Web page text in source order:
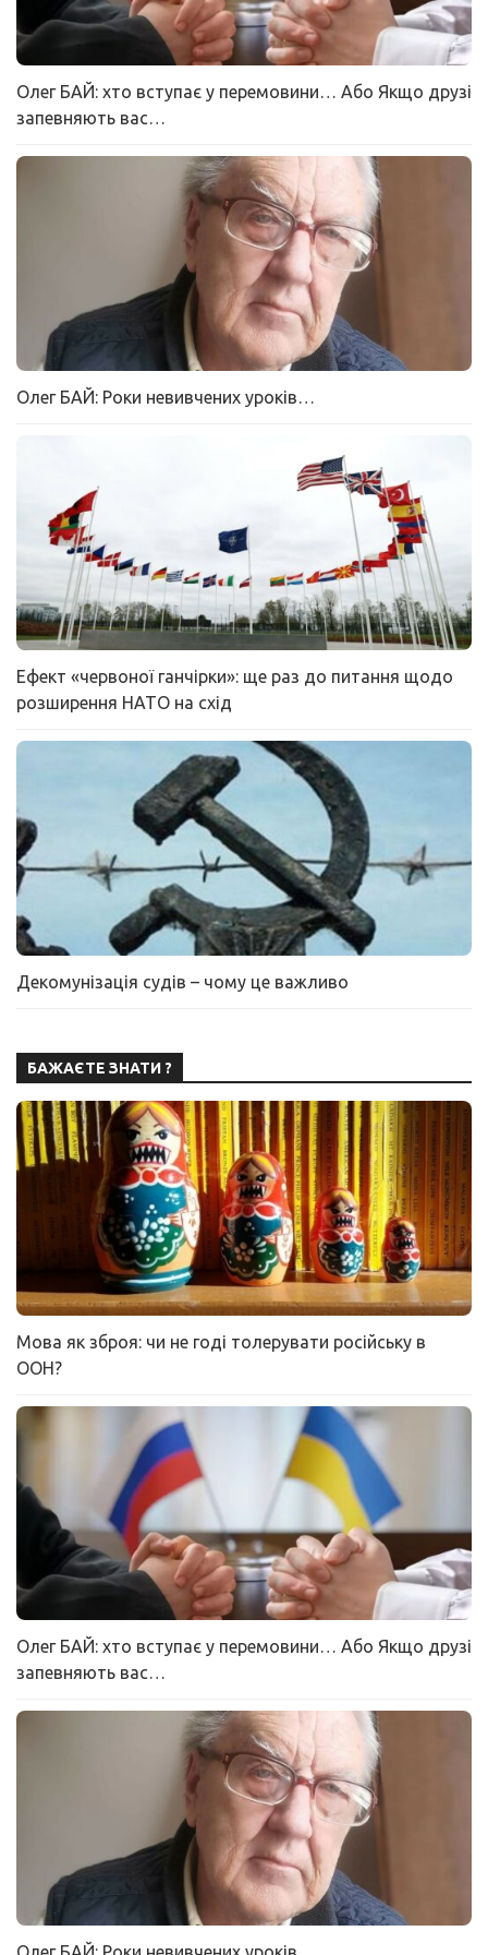
Олег БАЙ: хто вступає у перемовини… Або Якщо друзі
запевняють вас…
Олег БАЙ: Роки невивчених уроків…
Ефект «червоної ганчірки»: ще раз до питання щодо
розширення НАТО на схід
Декомунізація судів – чому це важливо
БАЖАЄТЕ ЗНАТИ ?
Мова як зброя: чи не годі толерувати російську в
ООН?
Олег БАЙ: хто вступає у перемовини… Або Якщо друзі
запевняють вас…